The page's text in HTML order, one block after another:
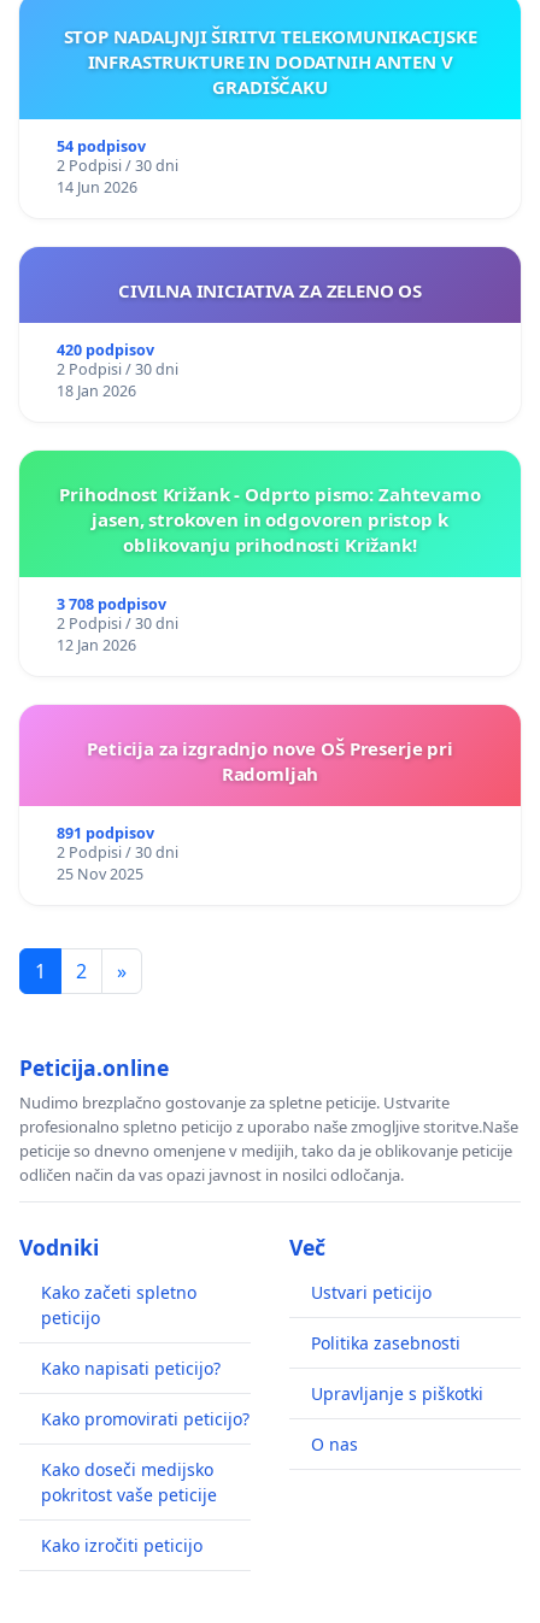
STOP NADALJNJI ŠIRITVI TELEKOMUNIKACIJSKE
INFRASTRUKTURE IN DODATNIH ANTEN V
GRADIŠČAKU
54 podpisov
2 Podpisi / 30 dni
14 Jun 2026
CIVILNA INICIATIVA ZA ZELENO OS
420 podpisov
2 Podpisi / 30 dni
18 Jan 2026
Prihodnost Križank - Odprto pismo: Zahtevamo
jasen, strokoven in odgovoren pristop k
oblikovanju prihodnosti Križank!
3 708 podpisov
2 Podpisi / 30 dni
12 Jan 2026
Peticija za izgradnjo nove OŠ Preserje pri
Radomljah
891 podpisov
2 Podpisi / 30 dni
25 Nov 2025
1 2 »
Peticija.online
Nudimo brezplačno gostovanje za spletne peticije. Ustvarite
profesionalno spletno peticijo z uporabo naše zmogljive storitve.Naše
peticije so dnevno omenjene v medijih, tako da je oblikovanje peticije
odličen način da vas opazi javnost in nosilci odločanja.
Vodniki
Kako začeti spletno
peticijo
Kako napisati peticijo?
Kako promovirati peticijo?
Kako doseči medijsko
pokritost vaše peticije
Kako izročiti peticijo
Več
Ustvari peticijo
Politika zasebnosti
Upravljanje s piškotki
O nas